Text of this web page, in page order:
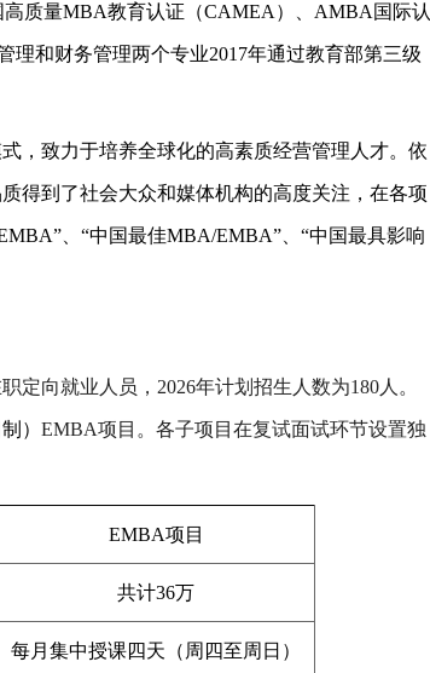
质量MBA教育认证（CAMEA）、AMBA国际认
理和财务管理两个专业2017年通过教育部第三级
，致力于培养全球化的高素质经营管理人才。依
得到了社会大众和媒体机构的高度关注，在各项
、“中国最佳MBA/EMBA”、“中国最具影响
向就业人员，2026年计划招生人数为180人。
） EMBA项目。各子项目在复试面试环节设置独
EMBA项目
共计36万
每月集中授课四天（周四至周日）